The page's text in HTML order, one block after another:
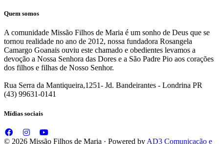
Quem somos
A comunidade Missão Filhos de Maria é um sonho de Deus que se
tornou realidade no ano de 2012, nossa fundadora Rosangela
Camargo Goanais ouviu este chamado e obedientes levamos a
devoção a Nossa Senhora das Dores e a São Padre Pio aos corações
dos filhos e filhas de Nosso Senhor.
Rua Serra da Mantiqueira,1251- Jd. Bandeirantes - Londrina PR
(43) 99631-0141
Mídias sociais
© 2026 Missão Filhos de Maria · Powered by AD3 Comunicação e